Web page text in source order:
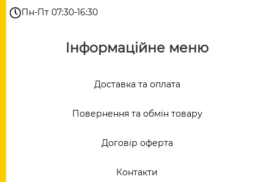
Пн-Пт 07:30-16:30
Інформаційне меню
Доставка та оплата
Повернення та обмін товару
Договір оферта
Контакти